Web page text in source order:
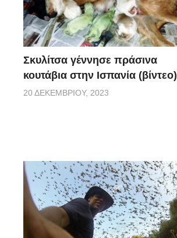
Σκυλίτσα γέννησε πράσινα
κουτάβια στην Ισπανία (βίντεο)
20 ΔΕΚΕΜΒΡΊΟΥ, 2023